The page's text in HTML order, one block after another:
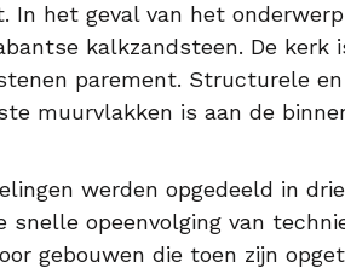
In het geval van het
kalkzandsteen. De
parement. Structurele
muurvlakken is aan de
werden opgedeeld in
snelle opeenvolging van
gebouwen die toen zijn